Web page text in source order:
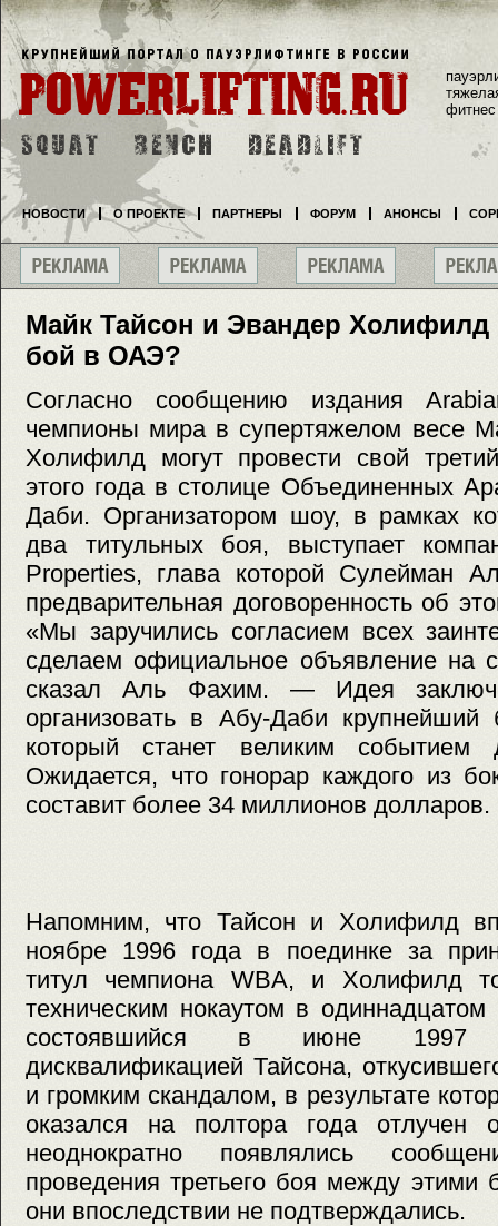
Майк Тайсон и Эвандер Холифилд
бой в ОАЭ?
Согласно сообщению издания
чемпионы мира в супертяжелом весе
Холифилд могут провести свой
этого года в столице Объединенных
Даби. Организатором шоу, в рамках
два титульных боя, выступает
Properties, глава которой Сулейман
предварительная договоренность об
«Мы заручились согласием всех
сделаем официальное объявление
сказал Аль Фахим. — Идея
организовать в Абу-Даби
который станет великим
Ожидается, что гонорар каждого из
составит более 34 миллионов долларов.
Напомним, что Тайсон и Холифилд
ноябре 1996 года в поединке за
титул чемпиона WBA, и Холифилд
техническим нокаутом в
состоявшийся в июне 1997
дисквалификацией Тайсона,
и громким скандалом, в результате
оказался на полтора года отлучен
неоднократно появлялись
проведения третьего боя между этими
они впоследствии не подтверждались.
фитнес
НОВОСТИ О ПРОЕКТЕ ПАРТНЕРЫ ФОРУМ АНОНСЫ